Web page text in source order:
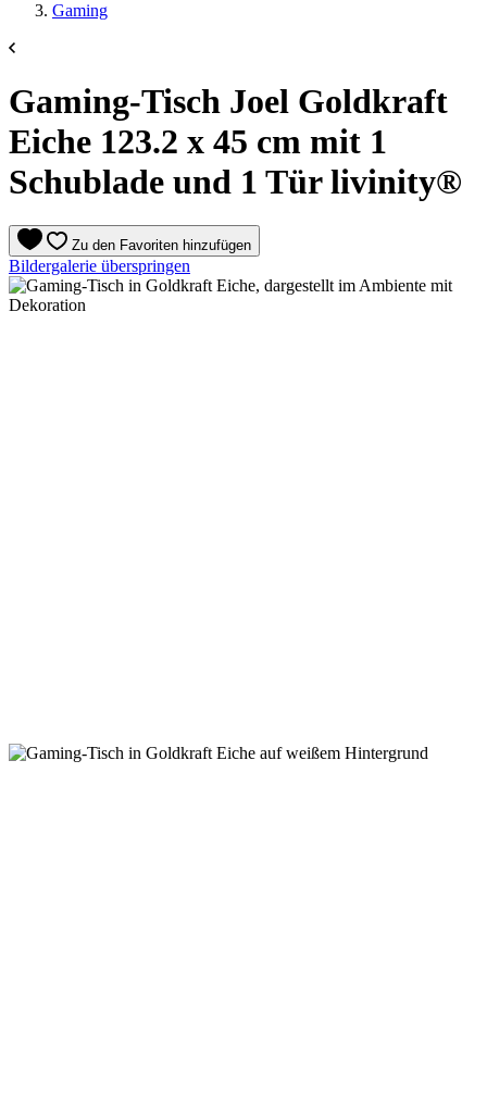
Gaming
Gaming-Tisch Joel Goldkraft
Eiche 123.2 x 45 cm mit 1
Schublade und 1 Tür livinity®
Zu den Favoriten hinzufügen
Bildergalerie überspringen